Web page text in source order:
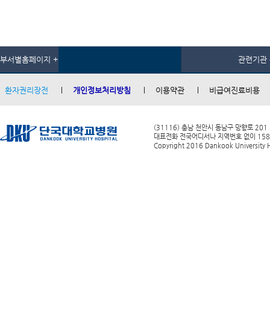
부서별홈페이지 + 관련기관
환자권리장전 개인정보처리방침 이용약관 비급여진료비용
(31116) 충남 천안시 동남구 망향로 201
대표전화 전국어디서나 지역번호 없이
Copyright 2016 Dankook University